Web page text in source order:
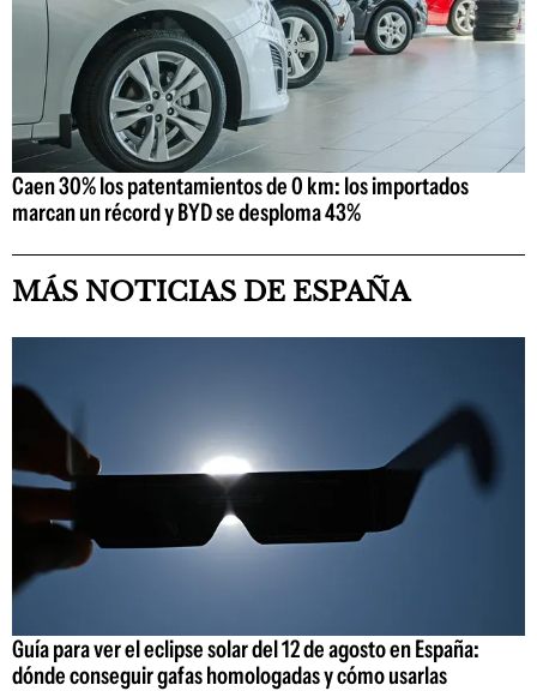
Caen 30% los patentamientos de 0 km: los importados
marcan un récord y BYD se desploma 43%
MÁS NOTICIAS DE ESPAÑA
Guía para ver el eclipse solar del 12 de agosto en España:
dónde conseguir gafas homologadas y cómo usarlas